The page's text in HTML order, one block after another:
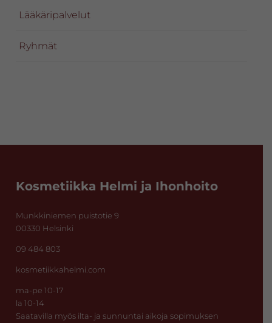
Lääkäripalvelut
Ryhmät
Kosmetiikka Helmi ja Ihonhoito
Munkkiniemen puistotie 9
00330 Helsinki
09 484 803
kosmetiikkahelmi.com
ma-pe 10-17
la 10-14
Saatavilla myös ilta- ja sunnuntai aikoja sopimuksen